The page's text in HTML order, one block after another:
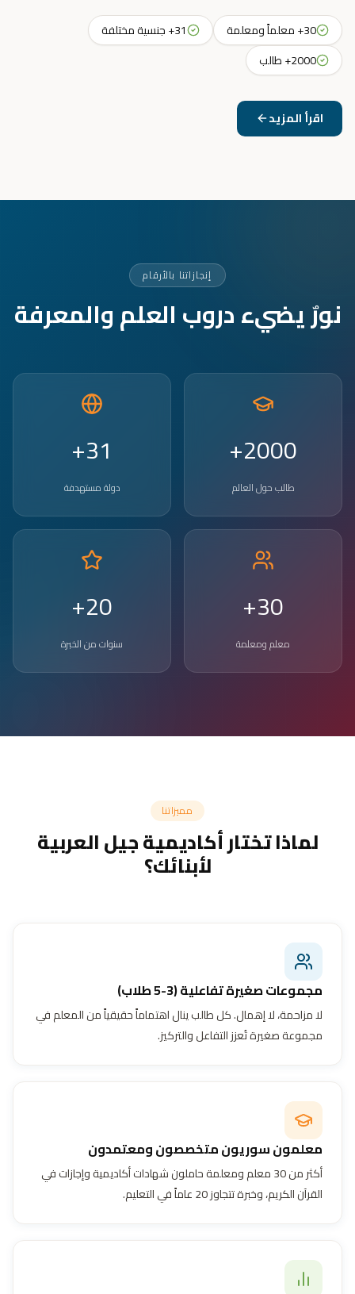
30+ معلماً ومعلمة
31+ جنسية مختلفة
2000+ طالب
اقرأ المزيد
إنجازاتنا بالأرقام
نورٌ يضيء دروب العلم والمعرفة
2000+
طالب حول العالم
31+
دولة مستهدفة
30+
معلم ومعلمة
20+
سنوات من الخبرة
مميزاتنا
لماذا تختار أكاديمية جيل العربية
لأبنائك؟
مجموعات صغيرة تفاعلية (3-5 طلاب)
لا مزاحمة، لا إهمال. كل طالب ينال اهتماماً حقيقياً من المعلم في
مجموعة صغيرة تُعزز التفاعل والتركيز.
معلمون سوريون متخصصون ومعتمدون
أكثر من 30 معلم ومعلمة حاملون شهادات أكاديمية وإجازات في
القرآن الكريم، وخبرة تتجاوز 20 عاماً في التعليم.